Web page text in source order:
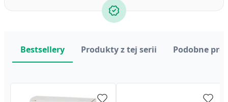
Bestsellery Produkty z tej serii Podobne